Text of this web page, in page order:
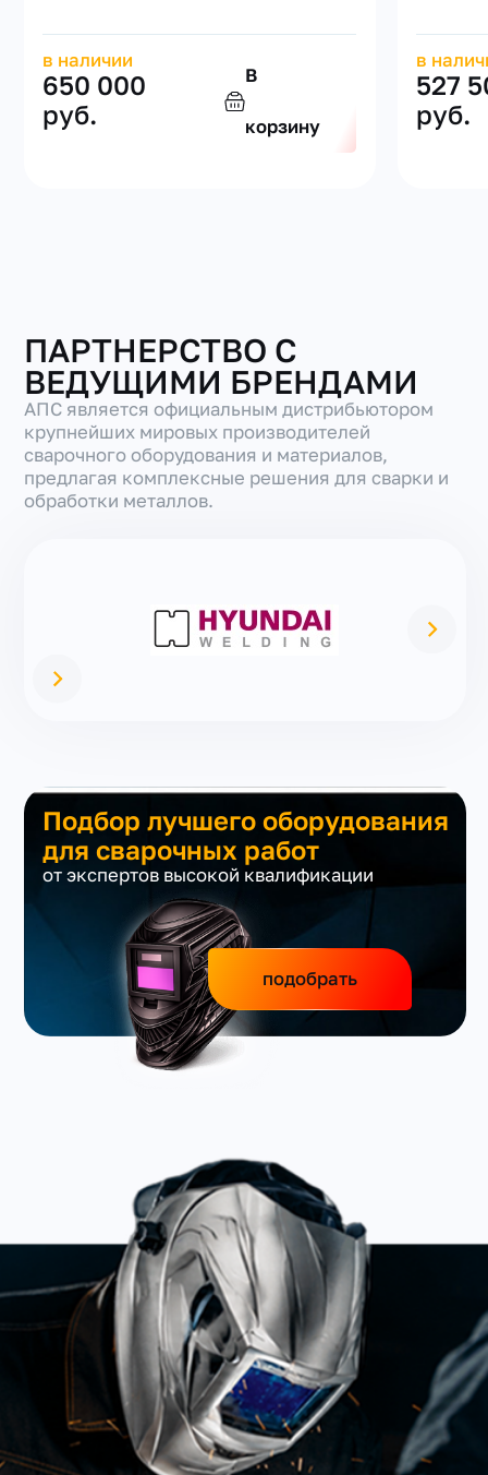
в наличии
650 000
руб.
В
корзину
в
527
руб.
ПАРТНЕРСТВО С
ВЕДУЩИМИ БРЕНДАМИ
АПС является официальным дистрибьютором
крупнейших мировых производителей
сварочного оборудования и материалов,
предлагая комплексные решения для сварки и
обработки металлов.
Подбор лучшего оборудования
для сварочных работ
от экспертов высокой квалификации
подобрать